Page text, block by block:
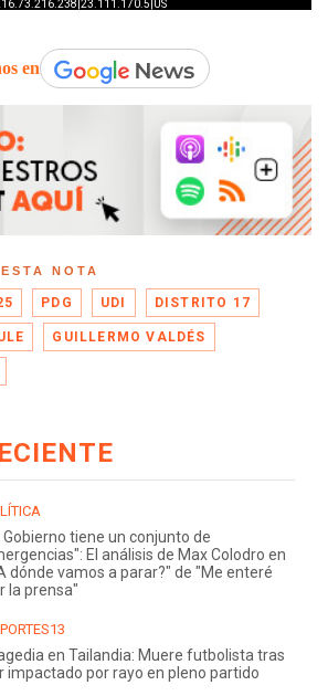
en
NOTA
PDG UDI DISTRITO 17
GUILLERMO VALDÉS
Gobierno tiene un conjunto de
El análisis de Max Colodro en
dónde vamos a parar?" de "Me enteré
la prensa"
en Tailandia: Muere futbolista tras
impactado por rayo en pleno partido